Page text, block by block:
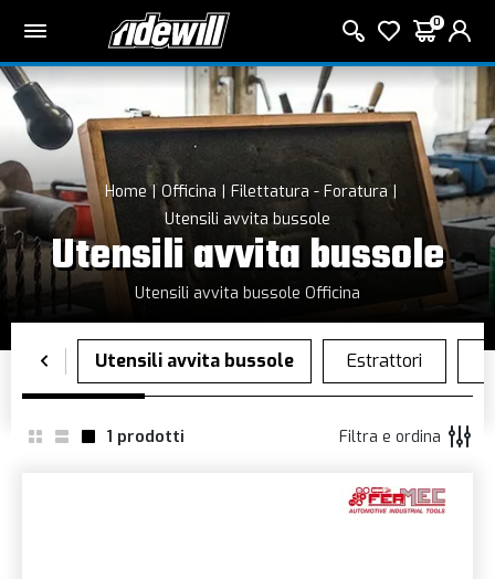
0
Home Officina
Filettatura - Foratura
Utensili avvita bussole
Utensili avvita bussole
Utensili avvita bussole Officina
1 prodotti Filtra e ordina